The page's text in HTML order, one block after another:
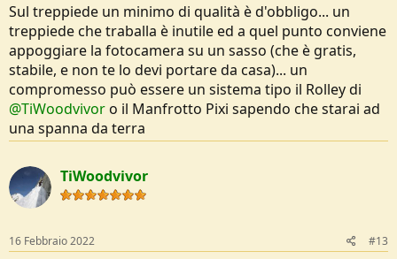
Sul treppiede un minimo di qualità è d'obbligo... un
treppiede che traballa è inutile ed a quel punto conviene
appoggiare la fotocamera su un sasso (che è gratis,
stabile, e non te lo devi portare da casa)... un
compromesso può essere un sistema tipo il Rolley di
@TiWoodvivoro il Manfrotto Pixi sapendo che starai ad
una spanna da terra
TiWoodvivor
16 Febbraio 2022 #13